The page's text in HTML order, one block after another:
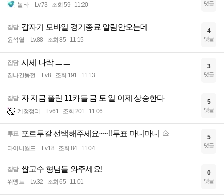
볼타 Lv.73 조회 59 11:20 댓글
잡담 갑자기 모바일 경기종료 알림안오는데
윤석열 Lv.88 조회 85 11:15
4
댓글
잡담 시세 나락 ㅡㅡ
집나간동전 Lv.8 조회 191 11:13
3
댓글
잡담 자 지금 풀린 11카들 금 토 일 이제 상승한다
계정정리 Lv.61 조회 201 11:06
5
댓글
투표 포르투갈 선택해주세요~~ !!투표 마니마니
다이니월드 Lv.18 조회 84 11:04
5
댓글
잡담 쌉고수 형님들 와주세요!
쒸멩트 Lv.32 조회 65 11:01
0
댓글